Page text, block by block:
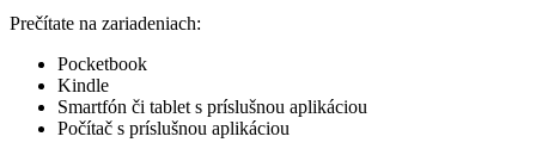
Prečítate na zariadeniach:
Pocketbook
Kindle
Smartfón či tablet s príslušnou aplikáciou
Počítač s príslušnou aplikáciou